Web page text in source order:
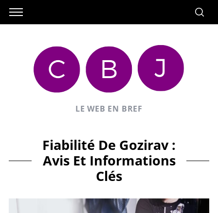
LE WEB EN BREF
Fiabilité De Gozirav :
Avis Et Informations
Clés